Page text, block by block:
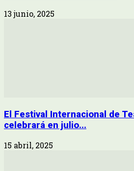
13 junio, 2025
El Festival Internacional de
celebrará en julio...
15 abril, 2025